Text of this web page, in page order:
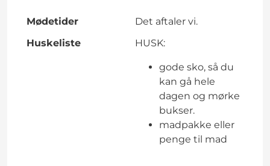
Mødetider
Det aftaler vi.
Huskeliste
HUSK:
gode sko, så du
kan gå hele
dagen og mørke
bukser.
madpakke eller
penge til mad